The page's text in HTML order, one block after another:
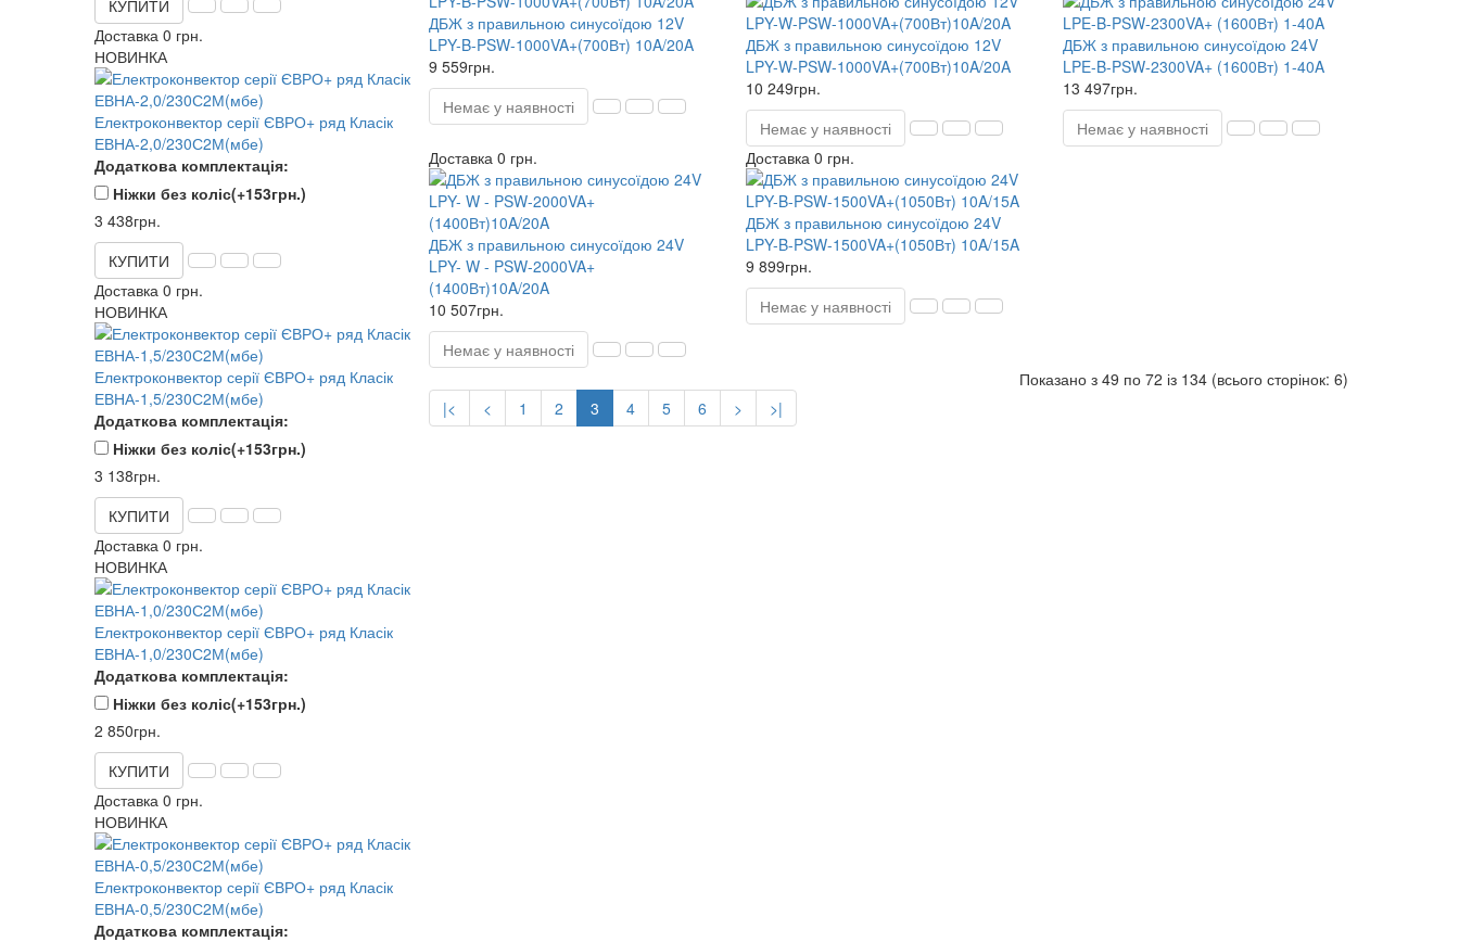
КУПИТИ
Доставка 0 грн.
НОВИНКА
Електроконвектор серії ЄВРО+ ряд Класік
ЕВНА-2,0/230С2М(мбе)
Додаткова комплектація:
Ніжки без коліс(+153грн.)
3 438грн.
КУПИТИ
Доставка 0 грн.
НОВИНКА
Електроконвектор серії ЄВРО+ ряд Класік
ЕВНА-1,5/230С2М(мбе)
Додаткова комплектація:
Ніжки без коліс(+153грн.)
3 138грн.
КУПИТИ
Доставка 0 грн.
НОВИНКА
Електроконвектор серії ЄВРО+ ряд Класік
ЕВНА-1,0/230С2М(мбе)
Додаткова комплектація:
Ніжки без коліс(+153грн.)
2 850грн.
КУПИТИ
Доставка 0 грн.
НОВИНКА
Електроконвектор серії ЄВРО+ ряд Класік
ЕВНА-0,5/230С2М(мбе)
Додаткова комплектація:
ДБЖ з правильною синусоїдою 12V
LPY-B-PSW-1000VA+(700Вт) 10A/20A
9 559грн.
Немає у наявності
ДБЖ з правильною синусоїдою 12V
LPY-W-PSW-1000VA+(700Вт)10A/20A
10 249грн.
Немає у наявності
ДБЖ з правильною синусоїдою 24V
LPE-B-PSW-2300VA+ (1600Вт) 1-40A
13 497грн.
Немає у наявності
Доставка 0 грн.
ДБЖ з правильною синусоїдою 24V
LPY- W - PSW-2000VA+
(1400Вт)10A/20A
10 507грн.
Немає у наявності
Доставка 0 грн.
ДБЖ з правильною синусоїдою 24V
LPY-B-PSW-1500VA+(1050Вт) 10A/15A
9 899грн.
Немає у наявності
|< < 1 2 3 4 5 6 > >|
Показано з 49 по 72 із 134 (всього сторінок: 6)